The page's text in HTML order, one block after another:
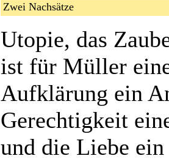
Zwei Nachsätze
Utopie, das
ist für Müller
Aufklärung ein
Gerechtigkeit
und die Liebe